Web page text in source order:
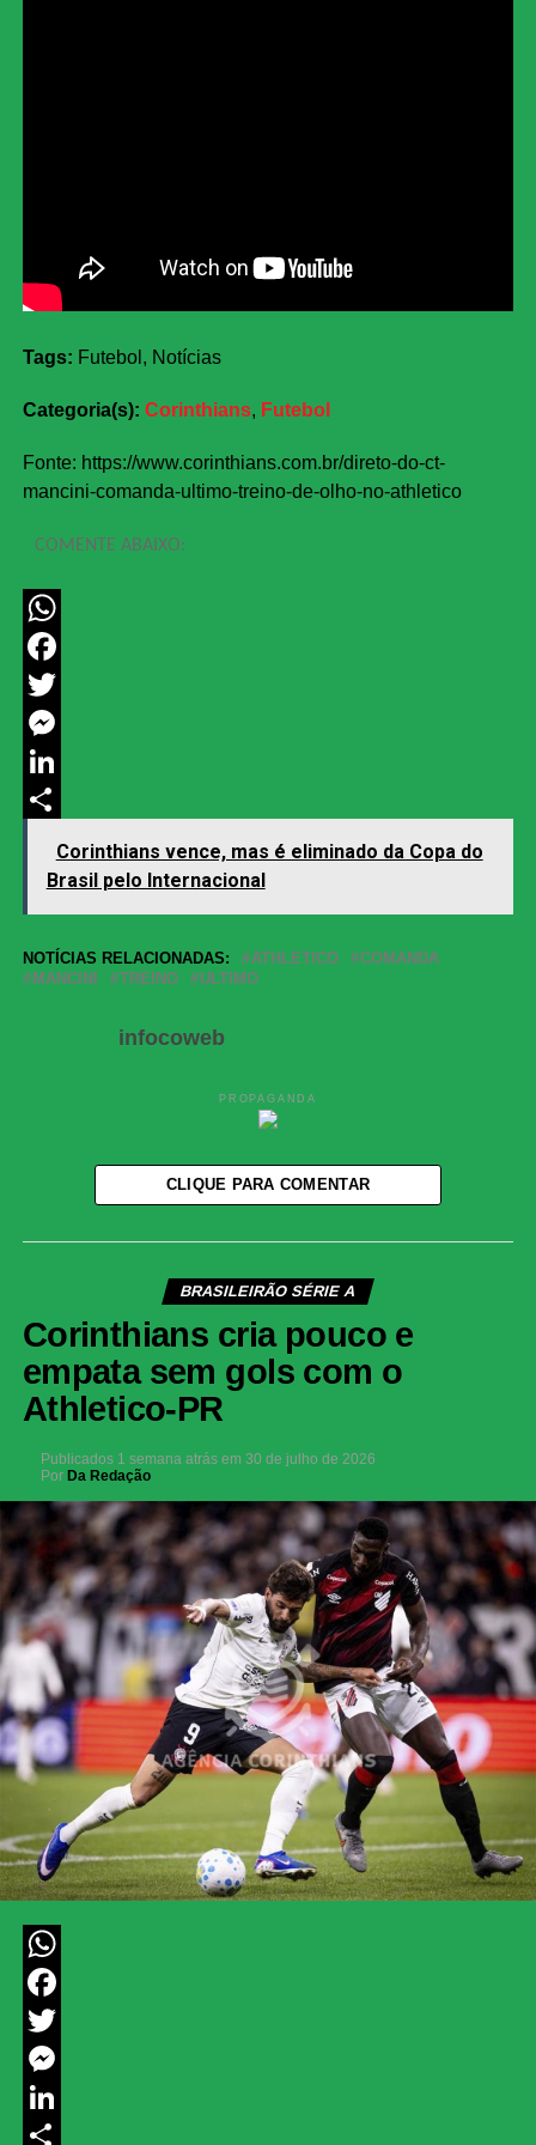
Tags: Futebol, Notícias
Categoria(s): Corinthians, Futebol
Fonte: https://www.corinthians.com.br/direto-do-ct-
mancini-comanda-ultimo-treino-de-olho-no-athletico
COMENTE ABAIXO:
WhatsApp
Facebook
Twitter
Messenger
LinkedIn
Corinthians vence, mas é eliminado da Copa do
Brasil pelo Internacional
NOTÍCIAS RELACIONADAS: ATHLETICO
COMANDA
MANCINI
TREINO ULTIMO
infocoweb
PROPAGANDA
CLIQUE PARA COMENTAR
BRASILEIRÃO SÉRIE A
Corinthians cria pouco e
empata sem gols com o
Athletico-PR
Publicados 1 semana atrás em 30 de julho de 2026
Por Da Redação
WhatsApp
Facebook
Twitter
Messenger
LinkedIn